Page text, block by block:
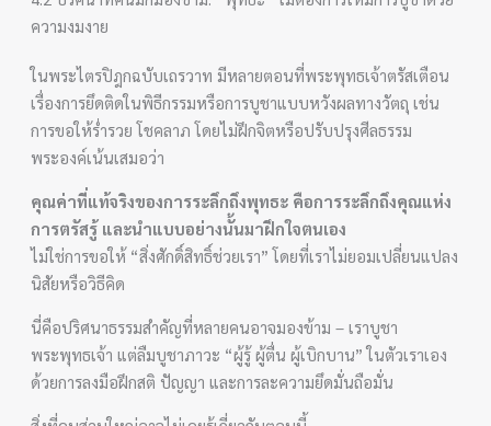
ความงมงาย
ในพระไตรปิฎกฉบับเถรวาท มีหลายตอนที่พระพุทธเจ้าตรัสเตือน
เรื่องการยึดติดในพิธีกรรมหรือการบูชาแบบหวังผลทางวัตถุ เช่น
การขอให้ร่ำรวย โชคลาภ โดยไม่ฝึกจิตหรือปรับปรุงศีลธรรม
พระองค์เน้นเสมอว่า
คุณค่าที่แท้จริงของการระลึกถึงพุทธะ คือการระลึกถึงคุณแห่ง
การตรัสรู้ และนำแบบอย่างนั้นมาฝึกใจตนเอง
ไม่ใช่การขอให้ “สิ่งศักดิ์สิทธิ์ช่วยเรา” โดยที่เราไม่ยอมเปลี่ยนแปลง
นิสัยหรือวิธีคิด
นี่คือปริศนาธรรมสำคัญที่หลายคนอาจมองข้าม – เราบูชา
พระพุทธเจ้า แต่ลืมบูชาภาวะ “ผู้รู้ ผู้ตื่น ผู้เบิกบาน” ในตัวเราเอง
ด้วยการลงมือฝึกสติ ปัญญา และการละความยึดมั่นถือมั่น